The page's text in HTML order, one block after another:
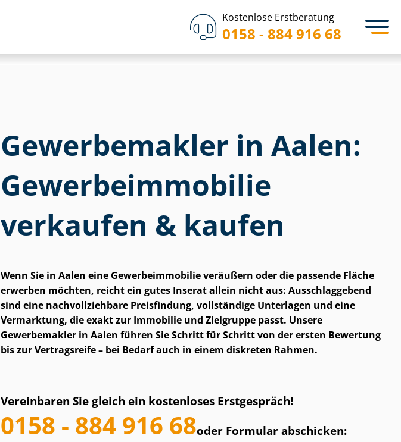
Kostenlose Erstberatung
0158 - 884 916 68
Gewerbemakler in Aalen:
Ge­wer­be­im­mo­bi­lie
verkaufen & kaufen
Wenn Sie in Aalen eine Ge­wer­be­im­mo­bi­lie veräußern oder die passende Fläche
erwerben möchten, reicht ein gutes Inserat allein nicht aus: Ausschlaggebend
sind eine nach­voll­zieh­ba­re Preisfindung, vollständige Unterlagen und eine
Vermarktung, die exakt zur Immobilie und Zielgruppe passt. Unsere
Gewerbemakler in Aalen führen Sie Schritt für Schritt von der ersten Bewertung
bis zur Vertragsreife – bei Bedarf auch in einem diskreten Rahmen.
Vereinbaren Sie gleich ein kostenloses Erstgespräch!
0158 - 884 916 68oder Formular abschicken: